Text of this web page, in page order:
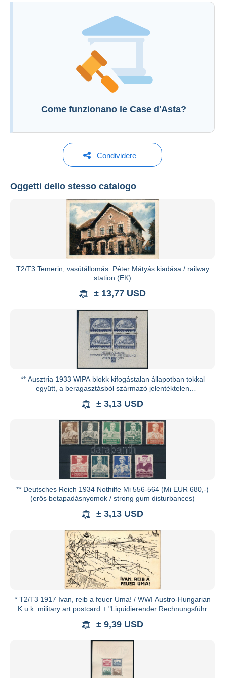
Informazioni aggiuntive alle condizioni di vendita
Vedi tutti i cataloghi
Per inviare una domanda devi aprire una
Aprire una sessione
Come funzionano le Case d'Asta?
Condividere
Oggetti dello stesso catalogo
T2/T3 Temerin, vasútállomás. Péter Mátyás kiadása / railway
station (EK)
± 13,77 USD
** Ausztria 1933 WIPA blokk kifogástalan állapotban tokkal
együtt, a beragasztásból származó jelentéktelen
± 3,13 USD
** Deutsches Reich 1934 Nothilfe Mi 556-564 (Mi EUR 680,-)
(erős betapadásnyomok / strong gum disturbances)
± 3,13 USD
* T2/T3 1917 Ivan, reib a feuer Uma! / WWI Austro-Hungarian
K.u.k. military art postcard + "Liquidierender Rechnungsführ
± 9,39 USD